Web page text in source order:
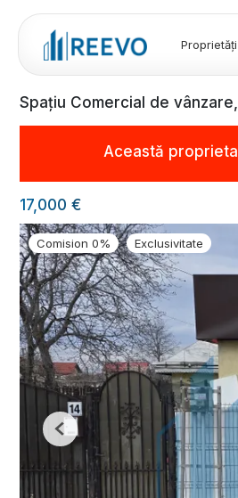
Proprietăți
Spațiu Comercial de
Această
17,000 €
Comision 0% Exclusivitate
Previous